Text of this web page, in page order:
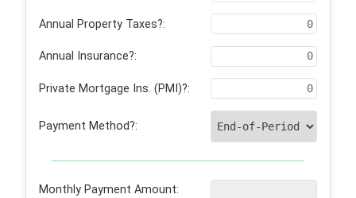
Annual Property Taxes?:
Annual Insurance?:
Private Mortgage Ins. (PMI)?:
Payment Method?:
Monthly Payment Amount: